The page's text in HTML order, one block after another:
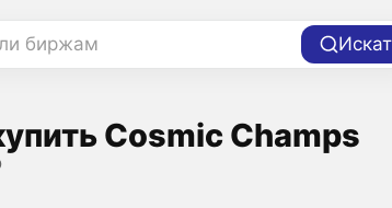
биржам
Cosmic Champs